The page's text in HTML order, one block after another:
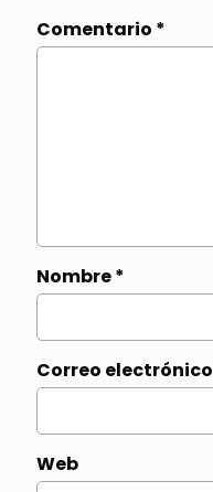
Comentario *
Nombre*
Correo electrónico
Web